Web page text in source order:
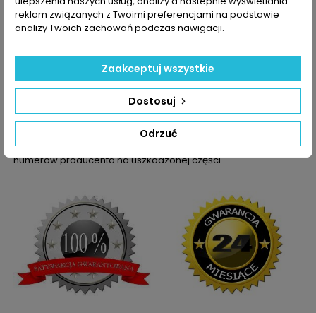
714486-
5002S
714486-
714486-
5006S
714486-
5008S
Dane zawarte w tabeli mogą odbiegać od rzeczywistości.
Dokładamy wszelkich starań aby jednak tak nie było.
Najlepszym kryterium doboru części jest sprawdzenie
numerów producenta na uszkodzonej części.
reklam związanych z Twoimi preferencjami na podstawie
analizy Twoich zachowań podczas nawigacji.
Odrzuć
Dostosuj
Zaakceptuj wszystkie